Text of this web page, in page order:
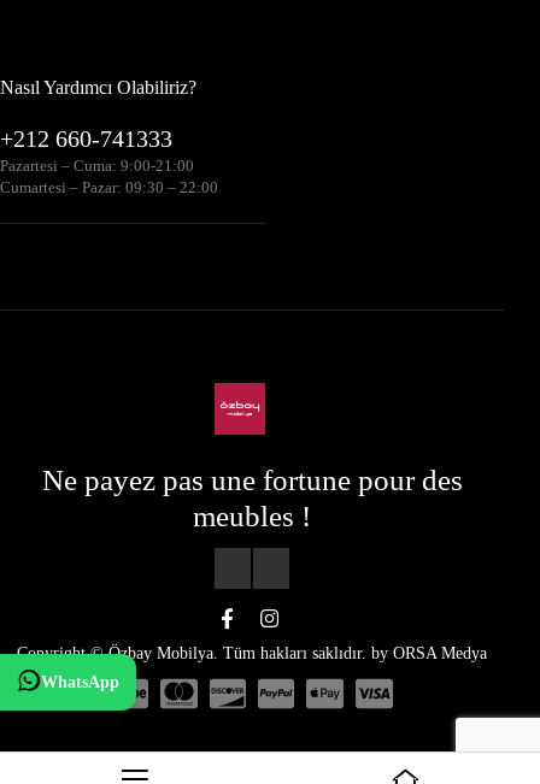
Nasıl Yardımcı Olabiliriz?
+212 660-741333
Pazartesi – Cuma: 9:00-21:00
Cumartesi – Pazar: 09:30 – 22:00
Ne payez pas une fortune pour des
meubles !
Copyright © Özbay Mobilya. Tüm hakları saklıdır. by ORSA Medya
WhatsApp